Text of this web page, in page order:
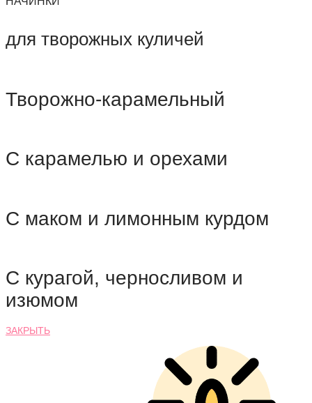
для творожных куличей
Творожно-карамельный
С карамелью и орехами
С маком и лимонным курдом
С курагой, черносливом и
изюмом
ЗАКРЫТЬ